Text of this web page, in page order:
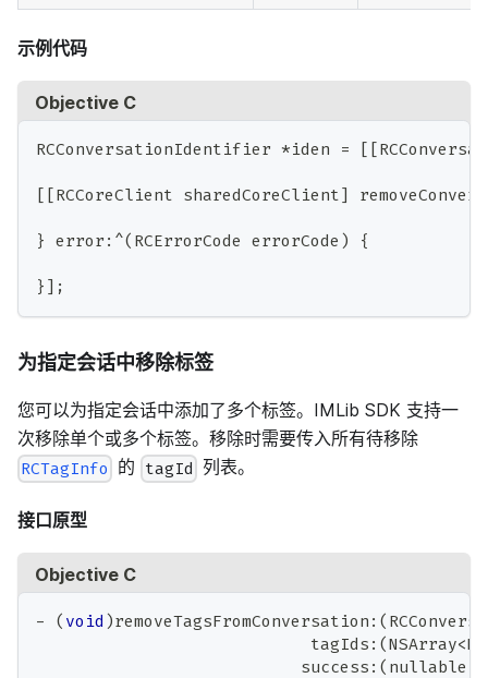
示例代码
Objective C
RCConversationIdentifier *iden = [ [
[ [RCCoreClient sharedCoreClient]
} error : ^( RCErrorCode errorCode ) {
} ] ;
为指定会话中移除标签
您可以为指定会话中添加了多个标签。IMLib SDK 支持一
次移除单个或多个标签。移除时需要传入所有待移除
RCTagInfo 的 tagId 列表。
接口原型
Objective C
- ( void )removeTagsFromConversation : (
                            tagIds
: (NSArray<
                           success
: ( nullable